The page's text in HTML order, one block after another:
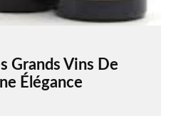
Grands Vins De
Élégance